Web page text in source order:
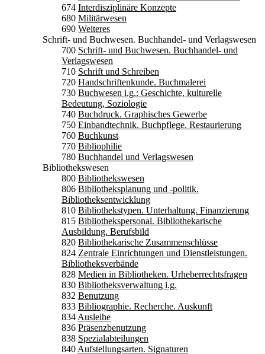
674 Interdisziplinäre Konzepte
680 Militärwesen
690 Weiteres
Schrift- und Buchwesen. Buchhandel- und Verlagswesen
700 Schrift- und Buchwesen. Buchhandel- und
Verlagswesen
710 Schrift und Schreiben
720 Handschriftenkunde. Buchmalerei
730 Buchwesen i.g.: Geschichte, kulturelle
Bedeutung, Soziologie
740 Buchdruck. Graphisches Gewerbe
750 Einbandtechnik. Buchpflege. Restaurierung
760 Buchkunst
770 Bibliophilie
780 Buchhandel und Verlagswesen
Bibliothekswesen
800 Bibliothekswesen
806 Bibliotheksplanung und -politik.
Bibliotheksentwicklung
810 Bibliothekstypen. Unterhaltung. Finanzierung
815 Bibliothekspersonal. Bibliothekarische
Ausbildung. Berufsbild
820 Bibliothekarische Zusammenschlüsse
824 Zentrale Einrichtungen und Dienstleistungen.
Bibliotheksverbände
828 Medien in Bibliotheken. Urheberrechtsfragen
830 Bibliotheksverwaltung i.g.
832 Benutzung
833 Bibliographie. Recherche. Auskunft
834 Ausleihe
836 Präsenzbenutzung
838 Spezialabteilungen
840 Aufstellungsarten. Signaturen